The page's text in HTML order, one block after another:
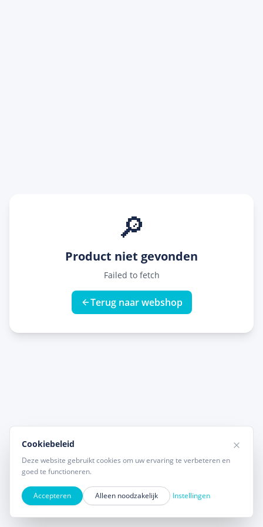
🔎
Product niet gevonden
Failed to fetch
Terug naar webshop
Cookiebeleid
Deze website gebruikt cookies om uw ervaring te verbeteren en
goed te functioneren.
Accepteren Alleen noodzakelijk Instellingen